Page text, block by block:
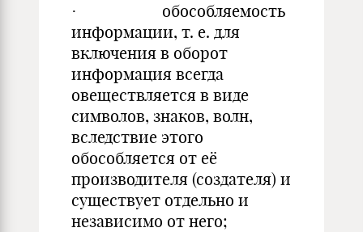
· обособляемость
информации, т. е. для
включения в оборот
информация всегда
овеществляется в виде
символов, знаков, волн,
вследствие этого
обособляется от её
производителя (создателя) и
существует отдельно и
независимо от него;